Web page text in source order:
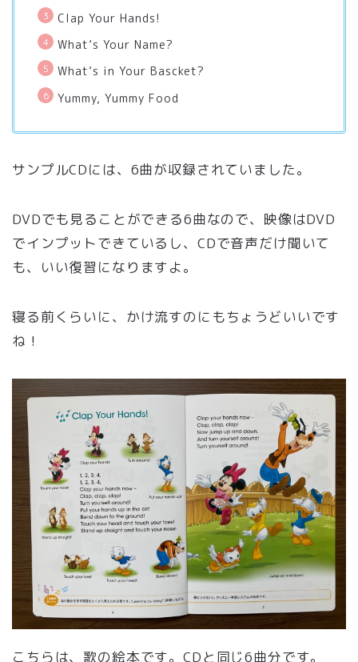
Clap Your Hands!
What’s Your Name?
What’s in Your Bascket?
Yummy, Yummy Food
サンプルCDには、6曲が収録されていました。
DVDでも見ることができる6曲なので、映像はDVD
でインプットできているし、CDで音声だけ聞いて
も、いい復習になりますよ。
寝る前くらいに、かけ流すのにもちょうどいいです
ね！
こちらは、歌の絵本です。CDと同じ6曲分です。